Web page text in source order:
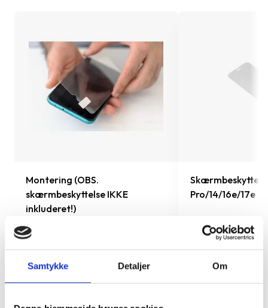
Samtykke Detaljer Om
Montering (OBS.
skærmbeskyttelse IKKE
inkluderet!)
Pro/14/16e/17e
149 kr.